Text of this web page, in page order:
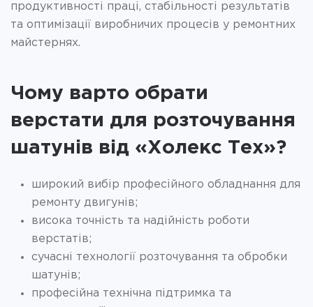
продуктивності праці, стабільності результатів
та оптимізації виробничих процесів у ремонтних
майстернях.
Чому варто обрати
верстати для розточування
шатунів від «Холекс Тех»?
широкий вибір професійного обладнання для
ремонту двигунів;
висока точність та надійність роботи
верстатів;
сучасні технології розточування та обробки
шатунів;
професійна технічна підтримка та